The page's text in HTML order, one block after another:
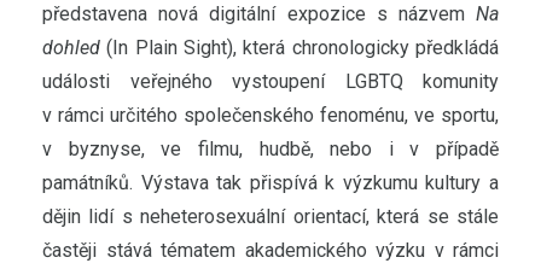
představena nová digitální expozice s názvem Na
dohled (In Plain Sight), která chronologicky předkládá
události veřejného vystoupení LGBTQ komunity
v rámci určitého společenského fenoménu, ve sportu,
v byznyse, ve filmu, hudbě, nebo i v případě
památníků. Výstava tak přispívá k výzkumu kultury a
dějin lidí s neheterosexuální orientací, která se stále
častěji stává tématem akademického výzku v rámci